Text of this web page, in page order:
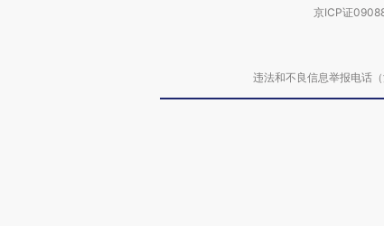
京ICP证
违法和不良信息举报电话